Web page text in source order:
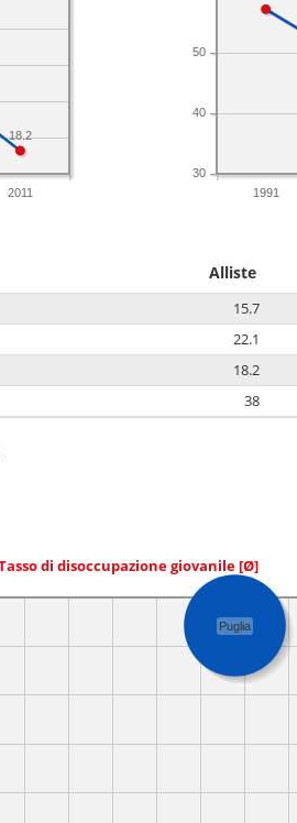
2011
18.2
1991
30
40
50
Alliste
15.7
22.1
18.2
38
di disoccupazione giovanile [Ø]
Puglia